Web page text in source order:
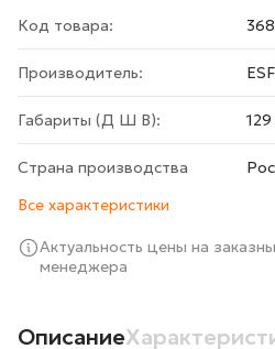
Код товара:
Производитель: ESF
Габариты (Д Ш В):
Страна производства
Все характеристики
Актуальность цены на
менеджера
Описание